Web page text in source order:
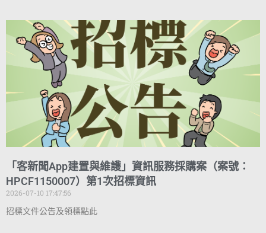
「客新聞App建置與維護」資訊服務採購案（案號：
HPCF1150007）第1次招標資訊
2026-07-10 17:47:56
招標文件公告及領標點此